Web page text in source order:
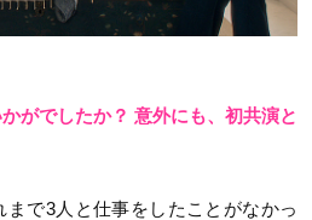
がでしたか？ 意外にも、初共演と
まで3人と仕事をしたことがなかっ